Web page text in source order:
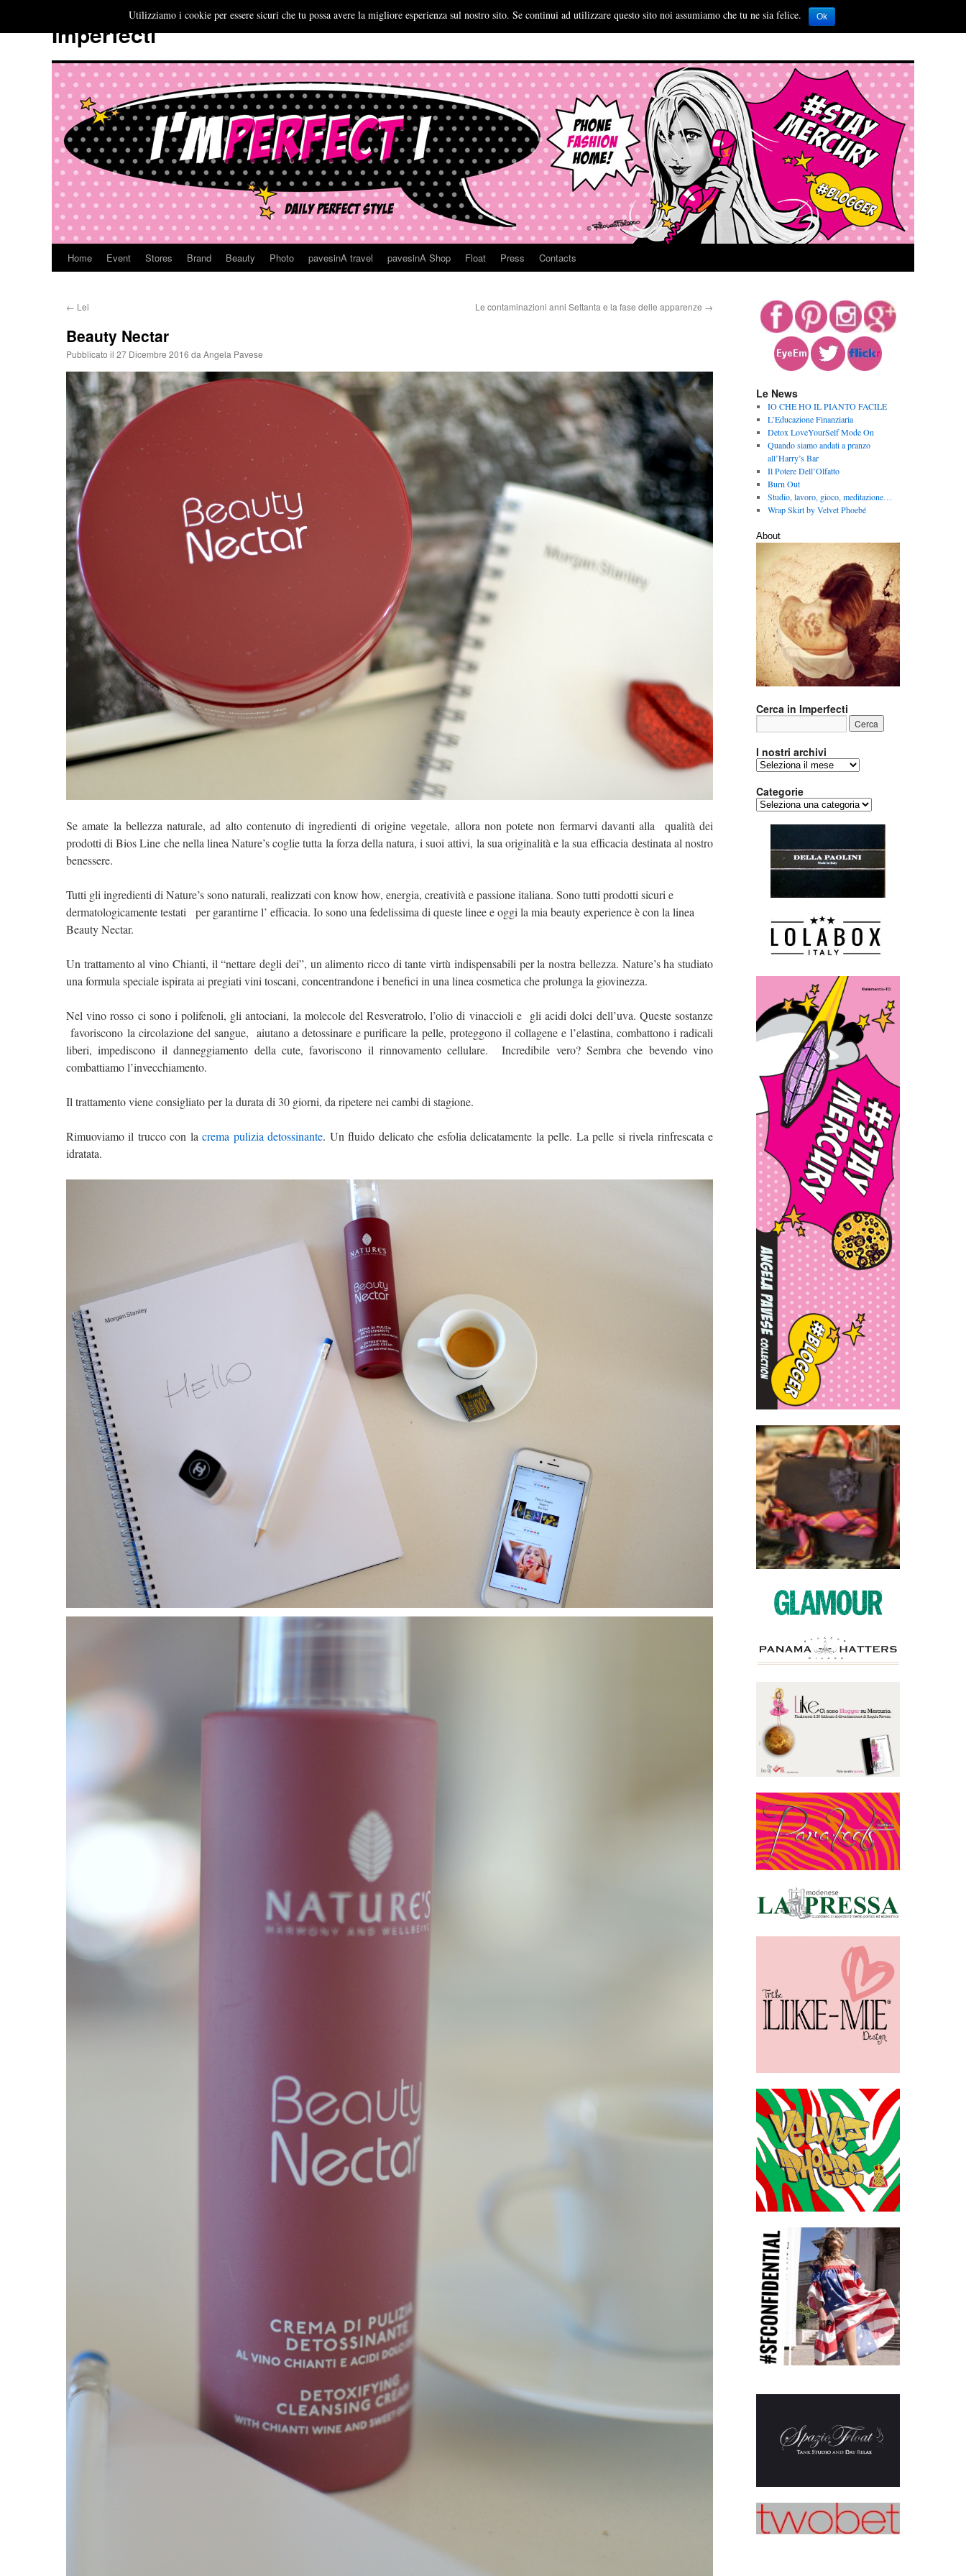
Imperfecti
Vai
contenuto
Home Event Stores Brand Beauty Photo pavesinA travel pavesinA Shop Float Press Contacts
← Lei Le contaminazioni anni Settanta e la fase delle apparenze →
Beauty Nectar
Pubblicato il 27 Dicembre 2016 da Angela Pavese
Se amate la bellezza naturale, ad alto contenuto di ingredienti di origine vegetale, allora non potete non fermarvi davanti alla qualità dei
prodotti di Bios Line che nella linea Nature’s coglie tutta la forza della natura, i suoi attivi, la sua originalità e la sua efficacia destinata al nostro
benessere.
Tutti gli ingredienti di Nature’s sono naturali, realizzati con know how, energia, creatività e passione italiana. Sono tutti prodotti sicuri e
dermatologicamente testati per garantirne l’ efficacia. Io sono una fedelissima di queste linee e oggi la mia beauty experience è con la linea
Beauty Nectar.
Un trattamento al vino Chianti, il “nettare degli dei”, un alimento ricco di tante virtù indispensabili per la nostra bellezza. Nature’s ha studiato
una formula speciale ispirata ai pregiati vini toscani, concentrandone i benefici in una linea cosmetica che prolunga la giovinezza.
Nel vino rosso ci sono i polifenoli, gli antociani, la molecole del Resveratrolo, l’olio di vinaccioli e gli acidi dolci dell’uva. Queste sostanze
favoriscono la circolazione del sangue, aiutano a detossinare e purificare la pelle, proteggono il collagene e l’elastina, combattono i radicali
liberi, impediscono il danneggiamento della cute, favoriscono il rinnovamento cellulare. Incredibile vero? Sembra che bevendo vino
combattiamo l’invecchiamento.
Il trattamento viene consigliato per la durata di 30 giorni, da ripetere nei cambi di stagione.
Rimuoviamo il trucco con lacrema pulizia detossinante. Un fluido delicato che esfolia delicatamente la pelle. La pelle si rivela rinfrescata e
idratata.
Le News
IO CHE HO IL PIANTO FACILE
L’Educazione Finanziaria
Detox LoveYourSelf Mode On
Quando siamo andati a pranzo
all’Harry’s Bar
Il Potere Dell’Olfatto
Burn Out
Studio, lavoro, gioco, meditazione…
Wrap Skirt by Velvet Phoebé
About
Cerca in Imperfecti
I nostri archivi
archivi
Categorie
Categorie
Utilizziamo i cookie per essere sicuri che tu possa avere la migliore esperienza sul nostro sito. Se continui ad utilizzare questo sito noi assumiamo che tu ne sia felice. Ok